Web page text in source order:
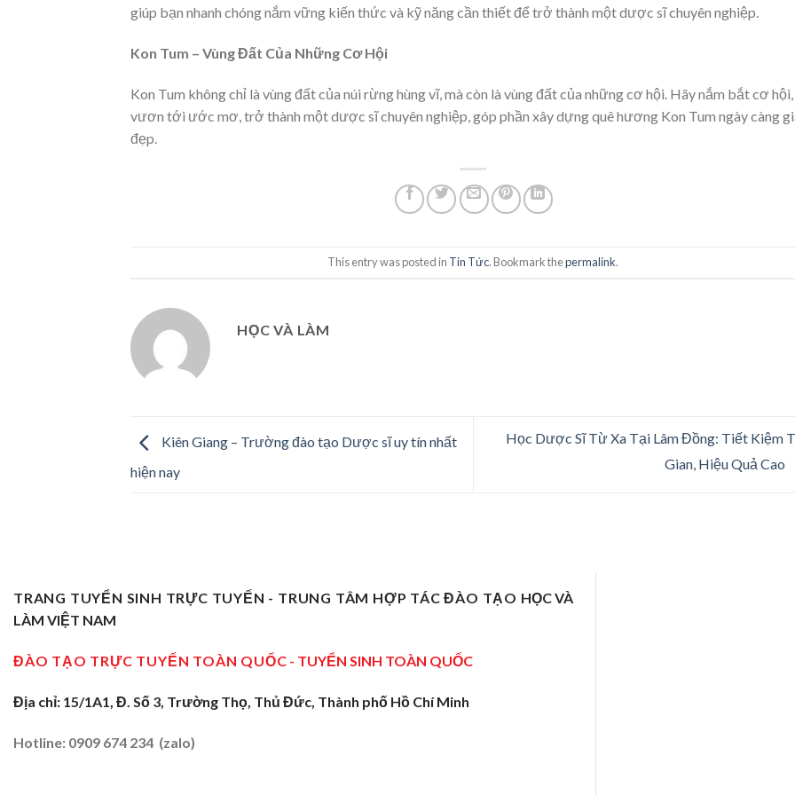
giúp bạn nhanh chóng nắm vững kiến thức và kỹ năng cần thiết để trở thành một dược sĩ chuyên nghiệp.
Kon Tum – Vùng Đất Của Những Cơ Hội
Kon Tum không chỉ là vùng đất của núi rừng hùng vĩ, mà còn là vùng đất của những cơ hội. Hãy nắm bắt cơ hội,
vươn tới ước mơ, trở thành một dược sĩ chuyên nghiệp, góp phần xây dựng quê hương Kon Tum ngày càng
đẹp.
This entry was posted in Tin Tức. Bookmark thepermalink.
HỌC VÀ LÀM
Kiên Giang – Trường đào tạo Dược sĩ uy tín nhất
hiện nay
Học Dược Sĩ Từ Xa Tại Lâm Đồng: Tiết Kiệm
Gian, Hiệu Quả Cao
TRANG TUYỂN SINH TRỰC TUYẾN - TRUNG TÂM HỢP TÁC ĐÀO TẠO HỌC VÀ
LÀM VIỆT NAM
ĐÀO TẠO TRỰC TUYẾN TOÀN QUỐC - TUYỂN SINH TOÀN QUỐC
Địa chỉ: 15/1A1, Đ. Số 3, Trường Thọ, Thủ Đức, Thành phố Hồ Chí Minh
Hotline: 0909 674 234 (zalo)